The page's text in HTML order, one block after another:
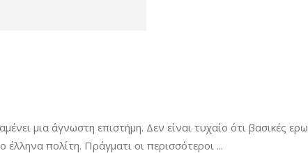
μια άγνωστη επιστήμη. Δεν είναι τυχαίο ότι βασικές
πολίτη. Πράγματι οι περισσότεροι